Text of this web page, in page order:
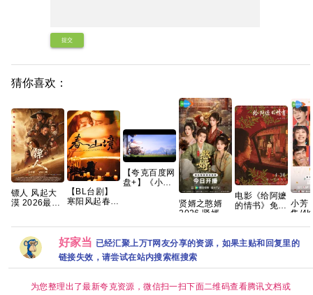
提交
猜你喜欢：
镖人 风起大
漠 2026最新
繁字幕
【BL台剧】
寒阳风起春山
文 国语中字
已更最新 夸
克
【夸克百度网
盘+】《小黄
REMUX国英
贤婿之憨婿
2026 贤婿2
君 范梦 徐紫
茵 已更最新
夸克
电影《给阿嬷
的情书》免费
1080P百度网
小芳
集/
璐、
飞狗
好家当 已经汇聚上万T网友分享的资源，如果主贴和回复里的
链接失效，请尝试在站内搜索框搜索
为您整理出了最新夸克资源，微信扫一扫下面二维码查看腾讯文档或